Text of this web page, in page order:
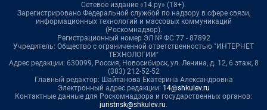
Сетевое издание «14.ру» (18+).
Зарегистрировано Федеральной службой по надзору в сфере связи,
информационных технологий и массовых коммуникаций
(Роскомнадзор).
Регистрационный номер ЭЛ № ФС 77 - 87892
Учредитель: Общество с ограниченной ответственностью "ИНТЕРНЕТ
ТЕХНОЛОГИИ"
Адрес редакции: 630099, Россия, Новосибирск, ул. Ленина, д. 12, 6 этаж, 8
(383) 212-52-52
Главный редактор: Шайтанова Екатерина Александровна
Электронный адрес редакции: 14@shkulev.ru
Контактные данные для Роскомнадзора и государственных органов:
juristnsk@shkulev.ru.